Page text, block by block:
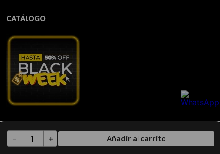
＋
－ Añadir al carrito
CATÁLOGO
Todos los derechos reservados TUA - 2026